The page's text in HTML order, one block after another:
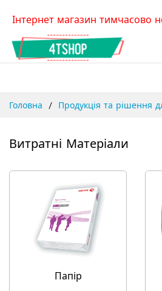
Skip
Content
Інтернет магазин тимчасово
Головна Продукція та рішення
Витратні Матеріали
Папір